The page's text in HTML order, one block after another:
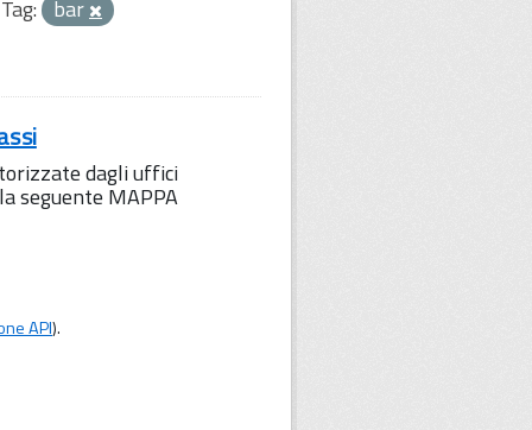
Tag: bar
dagli uffici
seguente MAPPA
API).